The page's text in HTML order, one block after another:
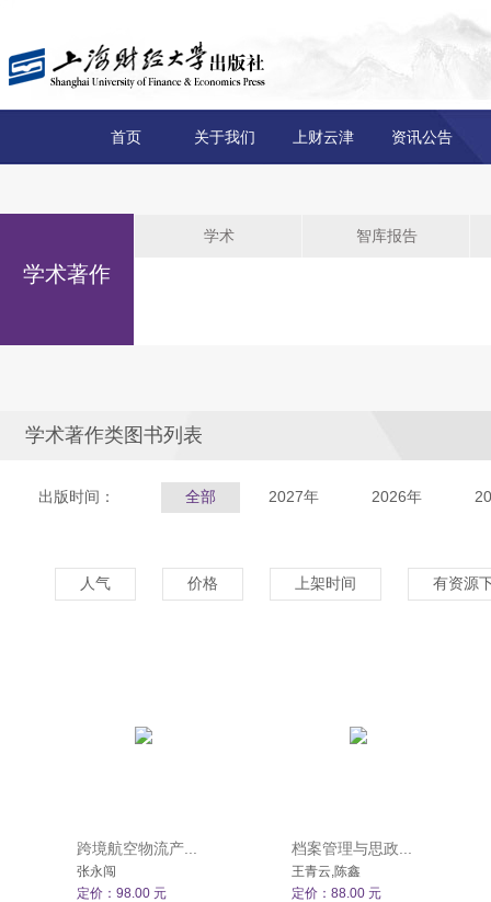
首页 关于我们 上财云津 资讯公告
学术著作
学术 智库报告
学术著作类图书列表
出版时间： 全部 2027年 2026年
人气 价格 上架时间 有资源
跨境航空物流产...
张永闯
定价：98.00 元
档案管理与思政...
王青云,陈鑫
定价：88.00 元